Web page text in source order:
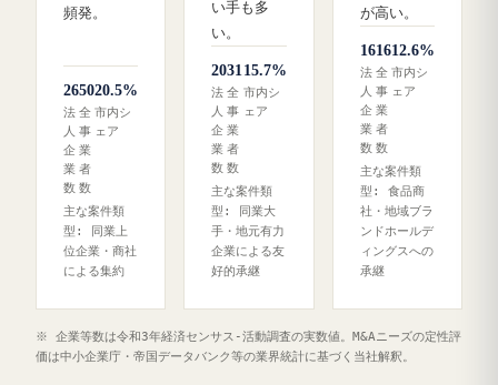
頻発。
26
法
人
企
業
数
50
全
事
業
者
数
20.5%
市内シ
ェア
主な案件類
型: 同業上
位企業・商社
による集約
い手も多
い。
20
法
人
企
業
数
31
全
事
業
者
数
15.7%
市内シ
ェア
主な案件類
型: 同業大
手・地元有力
企業による友
好的承継
が高い。
16
法
人
企
業
数
16
全
事
業
者
数
12.6%
市内シ
ェア
主な案件類
型: 食品商
社・地域ブラ
ンドホールデ
ィングスへの
承継
※ 企業等数は令和3年経済センサス‐活動調査の実数値。M&Aニーズの定性評
価は中小企業庁・帝国データバンク等の業界統計に基づく当社解釈。